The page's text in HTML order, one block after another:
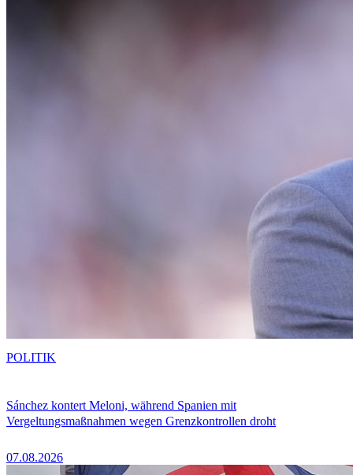
Sánchez kontert Meloni, während Spanien mit
Vergeltungsmaßnahmen wegen Grenzkontrollen droht
07.08.2026
POLITIK